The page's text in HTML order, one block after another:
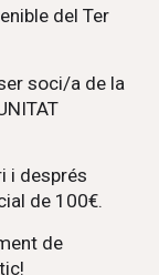
del Ter
soci/a de la
i després
de 100€.
de